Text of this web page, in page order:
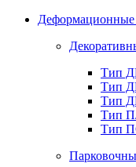
Тип
Тип
Тип
Тип
Тип